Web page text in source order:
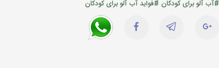
#آب آلو برای کودکان #فواید آب آلو برای کودکان